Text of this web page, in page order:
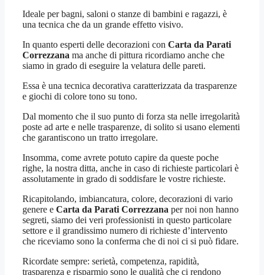
Ideale per bagni, saloni o stanze di bambini e ragazzi, è
una tecnica che da un grande effetto visivo.
In quanto esperti delle decorazioni con Carta da Parati
Correzzana ma anche di pittura ricordiamo anche che
siamo in grado di eseguire la velatura delle pareti.
Essa è una tecnica decorativa caratterizzata da trasparenze
e giochi di colore tono su tono.
Dal momento che il suo punto di forza sta nelle irregolarità
poste ad arte e nelle trasparenze, di solito si usano elementi
che garantiscono un tratto irregolare.
Insomma, come avrete potuto capire da queste poche
righe, la nostra ditta, anche in caso di richieste particolari è
assolutamente in grado di soddisfare le vostre richieste.
Ricapitolando, imbiancatura, colore, decorazioni di vario
genere e Carta da Parati Correzzana per noi non hanno
segreti, siamo dei veri professionisti in questo particolare
settore e il grandissimo numero di richieste d’intervento
che riceviamo sono la conferma che di noi ci si può fidare.
Ricordate sempre: serietà, competenza, rapidità,
trasparenza e risparmio sono le qualità che ci rendono